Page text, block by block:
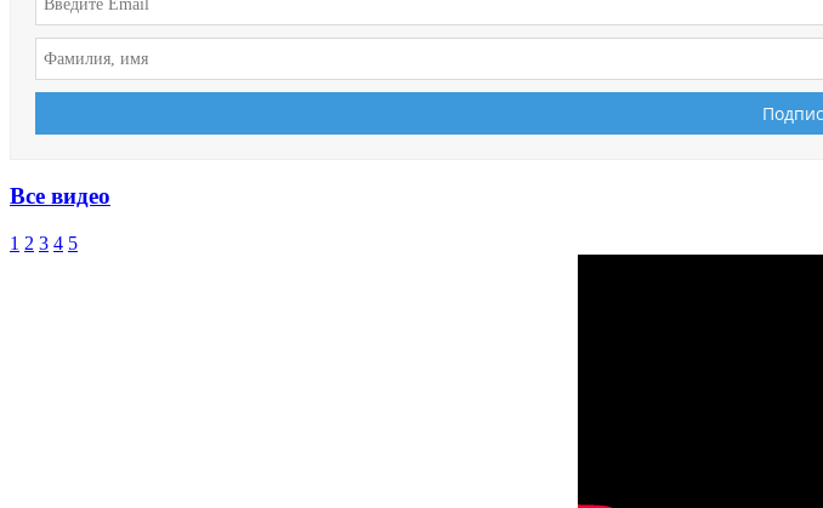
Все видео
1 2 3 4 5